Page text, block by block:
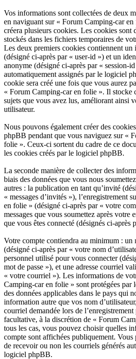
Vos informations sont collectées de deux
en naviguant sur « Forum Camping-car
créera plusieurs cookies. Les cookies sont
stockés dans les fichiers temporaires de
Les deux premiers cookies contiennent
(désigné ci-après par « user-id ») et un
anonyme (désigné ci-après par « session-
automatiquement assignés par le logiciel
cookie sera créé une fois que vous aurez
« Forum Camping-car en folie ». Il stocke
sujets que vous avez lus, améliorant ainsi
utilisateur.
Nous pouvons également créer des
phpBB pendant que vous naviguez sur «
folie ». Ceux-ci sortent du cadre de ce
les cookies créés par le logiciel phpBB.
La seconde manière de collecter des
biais des données que vous nous
autres : la publication en tant qu’invité
« messages d’invités »), l’enregistrement
en folie » (désigné ci-après par « votre
messages que vous soumettez après votre
que vous êtes connecté (désignés ci-après
Votre compte contiendra au minimum : un
(désigné ci-après par « votre nom
personnel utilisé pour vous connecter
mot de passe »), et une adresse courriel
« votre courriel »). Les informations de
Camping-car en folie » sont protégées par
des données applicables dans le pays qui
information autre que vos nom
courriel demandée lors de
facultative, à la discrétion de « Forum
tous les cas, vous pouvez choisir quelles
compte sont affichées publiquement.
de recevoir ou non les courriels générés
logiciel phpBB.